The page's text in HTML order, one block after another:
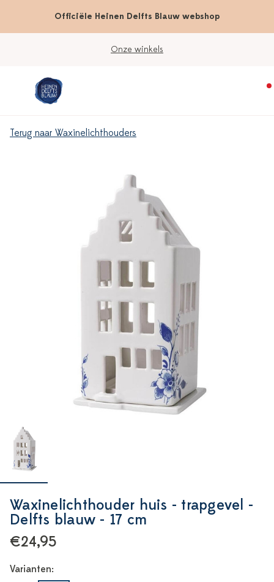
Officiële Heinen Delfts Blauw webshop
Onze winkels
Terug naar Waxinelichthouders
Waxinelichthouder huis - trapgevel -
Delfts blauw - 17 cm
€24,95
Varianten: